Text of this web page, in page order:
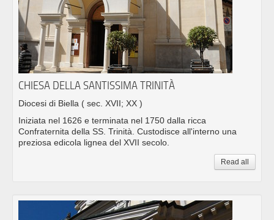
CHIESA DELLA SANTISSIMA TRINITÀ
Diocesi di Biella ( sec. XVII; XX )
Iniziata nel 1626 e terminata nel 1750 dalla ricca
Confraternita della SS. Trinità. Custodisce all'interno una
preziosa edicola lignea del XVII secolo.
Read all